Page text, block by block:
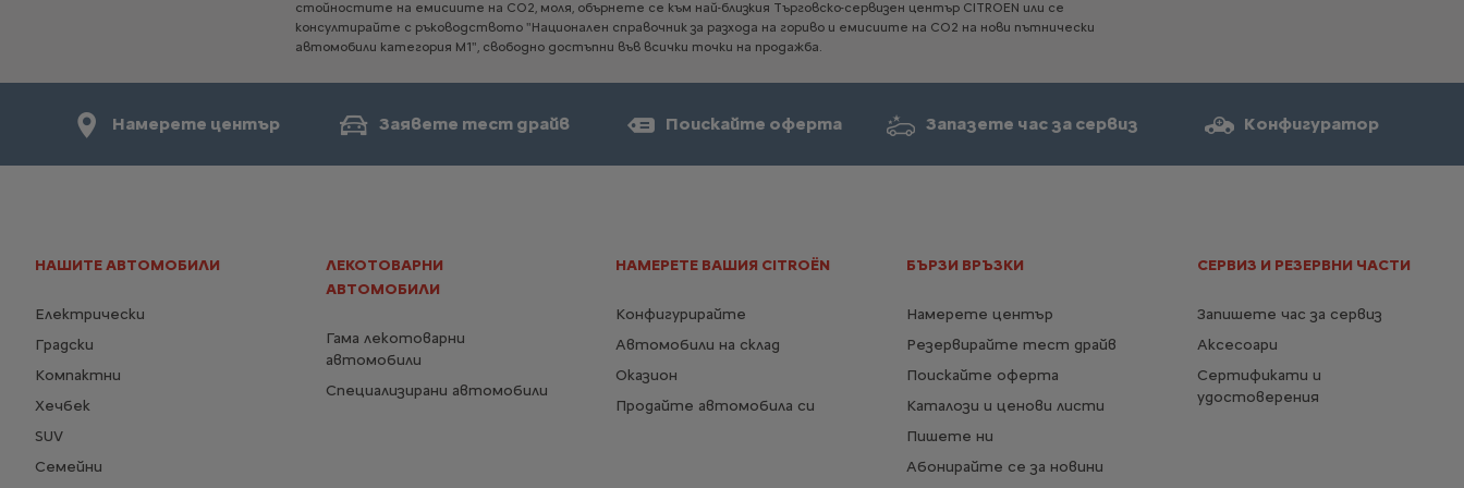
Основно оборудване
Електрохромно вътрешно
Пакет City Camera Plus
60 009,75 лв. с ДДС
Повече детайли
стойностите на емисиите на CO2, моля, обърнете се към най-близкия Търговско-сервизен център CITROEN или се
консултирайте с ръководството "Национален справочник за разхода на гориво и емисиите на CO2 на нови пътнически
автомобили категория М1", свободно достъпни във всички точки на продажба.
Намерете център Заявете тест драйв Поискайте оферта Запазете час за сервиз Конфигуратор
НАШИТЕ АВТОМОБИЛИ
Електрически
Градски
Компактни
Хечбек
SUV
Семейни
ЛЕКОТОВАРНИ
АВТОМОБИЛИ
Гама лекотоварни
автомобили
Специализирани автомобили
НАМЕРЕТЕ ВАШИЯ CITROËN
Конфигурирайте
Автомобили на склад
Оказион
Продайте автомобила си
БЪРЗИ ВРЪЗКИ
Намерете център
Резервирайте тест драйв
Поискайте оферта
Каталози и ценови листи
Пишете ни
Абонирайте се за новини
СЕРВИЗ И РЕЗЕРВНИ ЧАСТИ
Запишете час за сервиз
Аксесоари
Сертификати и
удостоверения